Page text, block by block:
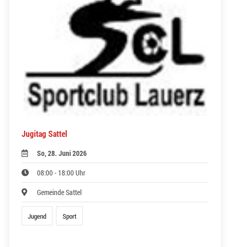
Jugitag Sattel
So, 28. Juni 2026
08:00 - 18:00 Uhr
Gemeinde Sattel
Jugend Sport